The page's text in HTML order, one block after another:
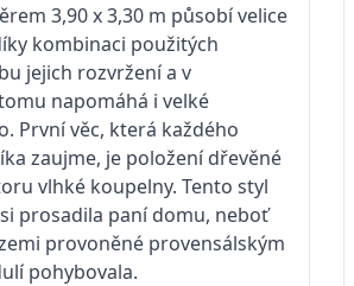
3,90 x 3,30 m působí velice
kombinaci použitých
jejich rozvržení a v
napomáhá i velké
První věc, která každého
zaujme, je položení dřevěné
vlhké koupelny. Tento styl
prosadila paní domu, neboť
provoněné provensálským
pohybovala.